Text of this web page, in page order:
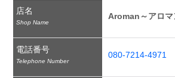
店名
Shop Name
Aroman～アロマ
電話番号
Telephone Number
080-7214-4971